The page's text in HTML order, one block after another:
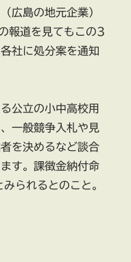
広島の地元企業）
報道を見てもこの3
社に処分案を通知
公立の小中高校用
一般競争入札や見
を決めるなど談合
す。課徴金納付命
られるとのこと。